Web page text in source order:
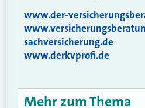
www.der-
sachversicherung.de
www.derkvprofi.de
Mehr zum Thema